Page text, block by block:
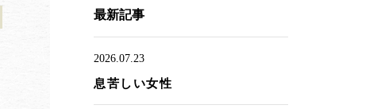
最新記事
2026.07.23
息苦しい女性